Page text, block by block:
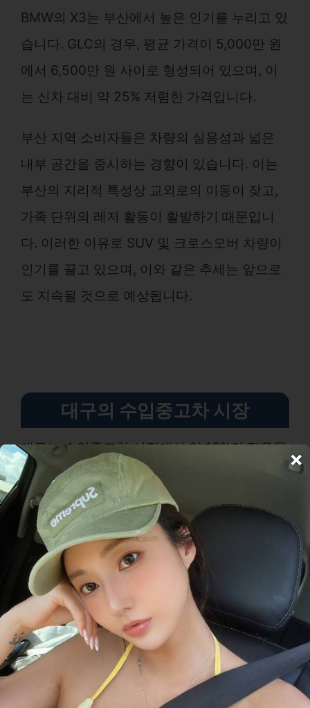
BMW의 X3는 부산에서 높은 인기를 누리고 있
습니다. GLC의 경우, 평균 가격이 5,000만 원
에서 6,500만 원 사이로 형성되어 있으며, 이
는 신차 대비 약 25% 저렴한 가격입니다.
부산 지역 소비자들은 차량의 실용성과 넓은
내부 공간을 중시하는 경향이 있습니다. 이는
부산의 지리적 특성상 교외로의 이동이 잦고,
가족 단위의 레저 활동이 활발하기 때문입니
다. 이러한 이유로 SUV 및 크로스오버 차량이
인기를 끌고 있으며, 이와 같은 추세는 앞으로
도 지속될 것으로 예상됩니다.
대구의 수입중고차 시장
대구는 수입중고차 시장에서 약 10%의 점유율
을 차지하고 있으며, 이 지역에서는 일본 브랜
드 차량이 상대적으로 인기가 높습니다. 특히,
도요타의 캠리와 혼다의 어코드가 대구 지역에
서 많이 거래되고 있습니다. 캠리의 평균 거래
가격은 3,000만 원에서 4,000만 원 사이로, 신
차 대비 20% 이상 저렴하게 거래됩니다.
대구 지역의 소비자들은 차량의 경제성과 연비
를 중요시하는 경향이 있습니다. 이는 대구가
상대적으로 주유소 간의 거리가 멀고, 도로 주
×